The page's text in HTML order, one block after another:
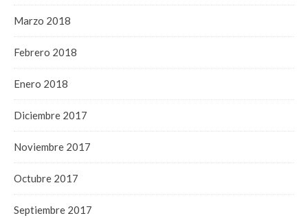
Marzo 2018
Febrero 2018
Enero 2018
Diciembre 2017
Noviembre 2017
Octubre 2017
Septiembre 2017